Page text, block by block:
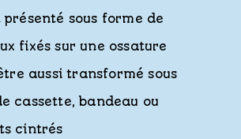
présenté sous forme de
fixés sur une ossature
aussi transformé sous
cassette, bandeau ou
cintrés